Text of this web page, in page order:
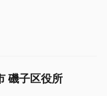
磯子区役所